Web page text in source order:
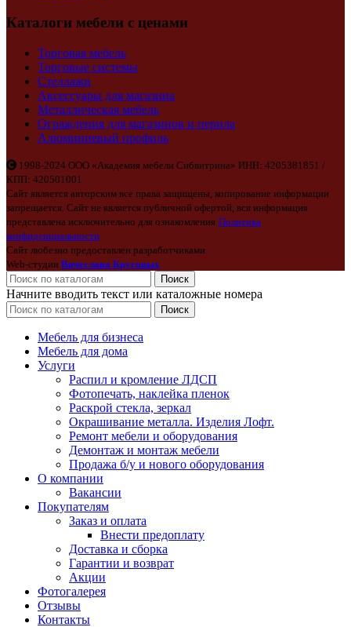
Каталоги мебели с ценами
Торговая мебель
Торговые системы
Стеллажи
Аксессуары для магазина
Металлическая мебель
Ограждения для магазинов и перила
Алюминиевый профиль
1998-2024 ООО «Академия мебели Сибвитрина» ИНН: 4205381851 /
КПП: 420501001
Сайт является авторским все права защищены, копирование информации
запрещается. Сайт не является публичной офертой, вся информация
представлена исключительно для ознакомления Политика
конфиденциальности
Сайт любезно предоставлен разработчиками
Web-студии Вячеслава Круговых
Поиск
Начните вводить текст или каталожные номера
Поиск
Мебель для бизнеса
Мебель для дома
Услуги
Распил и кромление ЛДСП
Фотопечать, наклейка пленок
Раскрой стекла, зеркал
Окрашивание металла. Изделия Лофт.
Ремонт мебели и оборудования
Демонтаж и монтаж мебели
Продажа б/у и нового оборудования
О компании
Вакансии
Покупателям
Заказ и оплата
Внести предоплату
Доставка и сборка
Гарантии и возврат
Акции
Фотогалерея
Отзывы
Контакты